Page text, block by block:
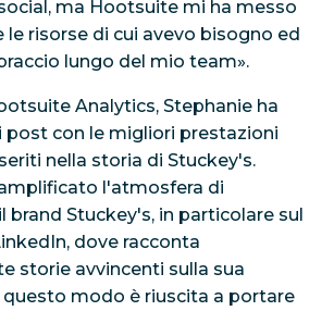
ma Hootsuite mi ha messo
le risorse di cui avevo bisogno ed
lungo del mio team».
Analytics, Stephanie ha
post con le migliori prestazioni
nella storia di Stuckey's.
l'atmosfera di
brand Stuckey's, in particolare sul
dove racconta
storie avvincenti sulla sua
questo modo è riuscita a portare